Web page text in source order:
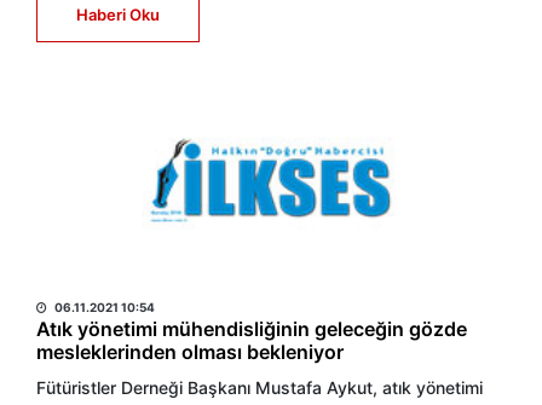
Haberi Oku
06.11.2021 10:54
Atık yönetimi mühendisliğinin geleceğin gözde
mesleklerinden olması bekleniyor
Fütüristler Derneği Başkanı Mustafa Aykut, atık yönetimi